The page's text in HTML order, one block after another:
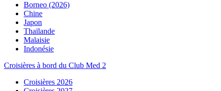
Borneo (2026)
Chine
Japon
Thaïlande
Malaisie
Indonésie
Croisières à bord du Club Med 2
Croisières 2026